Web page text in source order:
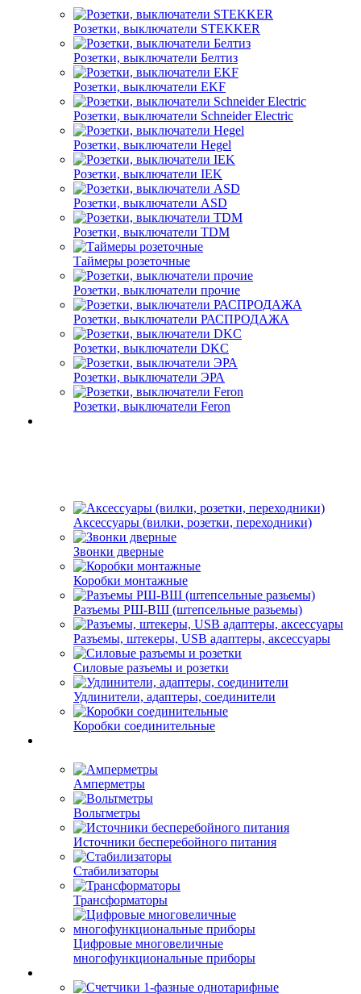
Розетки, выключатели STEKKER
Розетки, выключатели Белтиз
Розетки, выключатели EKF
Розетки, выключатели Schneider Electric
Розетки, выключатели Hegel
Розетки, выключатели IEK
Розетки, выключатели ASD
Розетки, выключатели TDM
Таймеры розеточные
Розетки, выключатели прочие
Розетки, выключатели РАСПРОДАЖА
Розетки, выключатели DKC
Розетки, выключатели ЭРА
Розетки, выключатели Feron
Аксессуары (вилки, розетки, переходники)
Звонки дверные
Коробки монтажные
Разъемы РШ-ВШ (штепсельные разьемы)
Разъемы, штекеры, USB адаптеры, аксессуары
Силовые разъемы и розетки
Удлинители, адаптеры, соединители
Коробки соединительные
Амперметры
Вольтметры
Источники бесперебойного питания
Стабилизаторы
Трансформаторы
Цифровые многовеличные
многофункциональные приборы